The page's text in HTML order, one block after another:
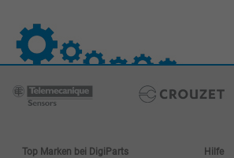
Top Marken bei DigiParts
Hilfe